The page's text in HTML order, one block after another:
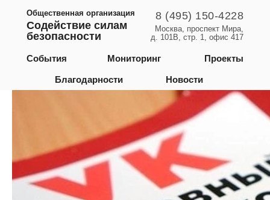
8 (495) 150-4228
Общественная организация
Содействие силам
безопасности
Мониторинг
События
Благодарности Новости
Проекты
Москва, проспект Мира,
д. 101В, стр. 1, офис 417